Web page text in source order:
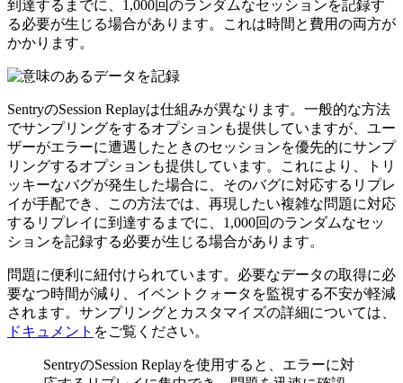
到達するまでに、1,000回のランダムなセッションを記録す
る必要が生じる場合があります。これは時間と費用の両方が
かかります。
SentryのSession Replayは仕組みが異なります。一般的な方法
でサンプリングをするオプションも提供していますが、ユー
ザーがエラーに遭遇したときのセッションを優先的にサンプ
リングするオプションも提供しています。これにより、トリ
ッキーなバグが発生した場合に、そのバグに対応するリプレ
イが手配でき、この方法では、再現したい複雑な問題に対応
するリプレイに到達するまでに、1,000回のランダムなセッ
ションを記録する必要が生じる場合があります。
問題に便利に紐付けられています。必要なデータの取得に必
要なつ時間が減り、イベントクォータを監視する不安が軽減
されます。サンプリングとカスタマイズの詳細については、
ドキュメント をご覧ください。
SentryのSession Replayを使用すると、エラーに対